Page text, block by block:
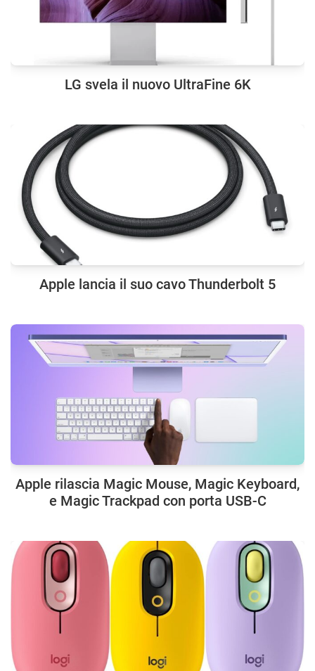
LG svela il nuovo UltraFine 6K
Apple lancia il suo cavo Thunderbolt 5
Apple rilascia Magic Mouse, Magic Keyboard,
e Magic Trackpad con porta USB-C